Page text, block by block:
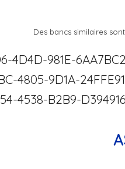
Des bancs similaires